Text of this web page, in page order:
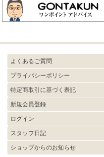
よくあるご質問
プライバシーポリシー
特定商取引に基づく表記
新規会員登録
ログイン
スタッフ日記
ショップからのお知らせ